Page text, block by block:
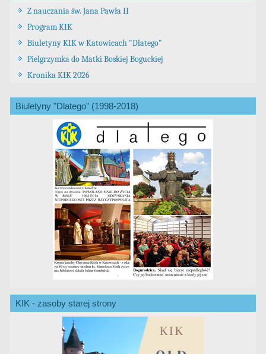
Z nauczania św. Jana Pawła II
Program KIK
Biuletyny KIK w Katowicach "Dlatego"
Pielgrzymka do Matki Boskiej Boguckiej
Kronika KIK 2026
Biuletyny "Dlatego" (1998-2018)
KIK - zasoby starej strony